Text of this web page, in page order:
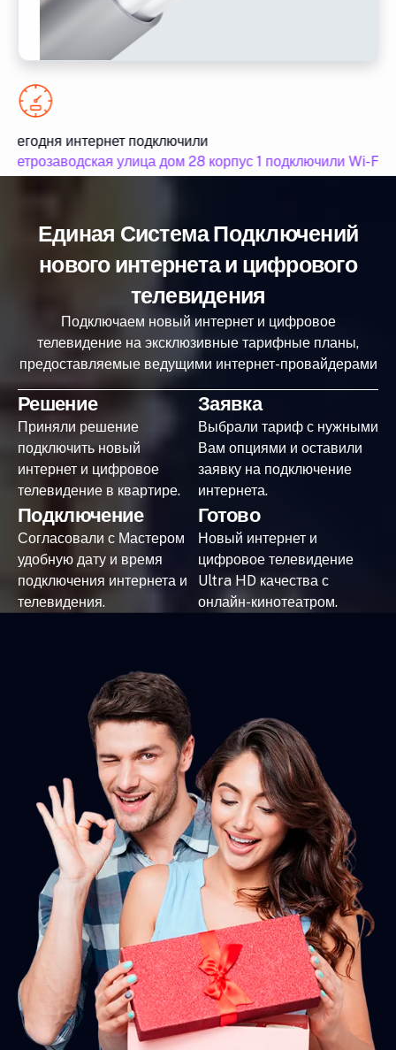
Сегодня интернет подключили
Петрозаводская улица дом 28 корпус 1 подключили Wi-Fi
Единая Система Подключений
нового интернета и цифрового
телевидения
Подключаем новый интернет и цифровое
телевидение на эксклюзивные тарифные планы,
предоставляемые ведущими интернет-провайдерами
Решение
Приняли решение
подключить новый
интернет и цифровое
телевидение в квартире.
Заявка
Выбрали тариф с нужными
Вам опциями и оставили
заявку на подключение
интернета.
Подключение
Согласовали с Мастером
удобную дату и время
подключения интернета и
телевидения.
Готово
Новый интернет и
цифровое телевидение
Ultra HD качества с
онлайн-кинотеатром.